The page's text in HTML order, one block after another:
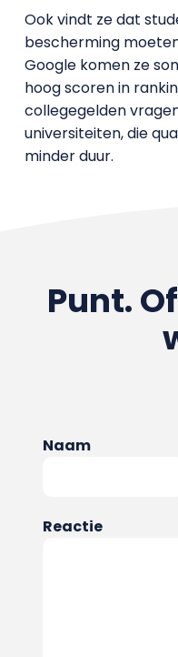
Ook vindt ze dat
bescherming
Google komen ze
hoog scoren in
collegegelden
universiteiten, die
minder duur.
Punt.
Naam
Reactie